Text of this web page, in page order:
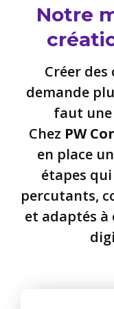
Notre
Créer
demande
faut
Chez PW
en place
étapes
percutants,
et adaptés à